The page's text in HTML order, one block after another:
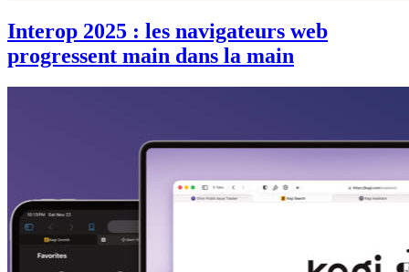
Interop 2025 : les navigateurs web
progressent main dans la main